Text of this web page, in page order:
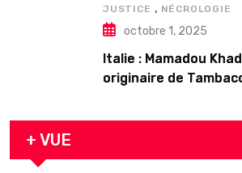
JUSTICE , NÉCROLOGIE
octobre 1, 2025
Italie : Mamadou
originaire de
arrestation
+ VUE